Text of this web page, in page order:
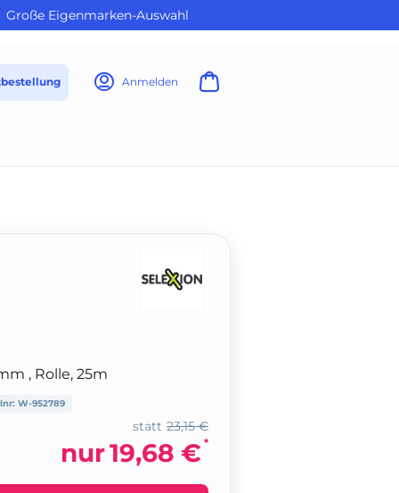
Große Eigenmarken-Auswahl
Anmelden
, Rolle, 25m
W-952789
23,15 €
statt
nur19,68 € *